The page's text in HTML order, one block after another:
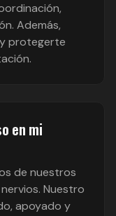
Además,
protegerte
en mi
de nuestros
Nuestro
apoyado y